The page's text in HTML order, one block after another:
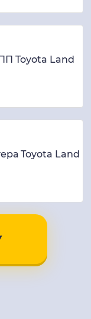
Toyota Land
Toyota Land